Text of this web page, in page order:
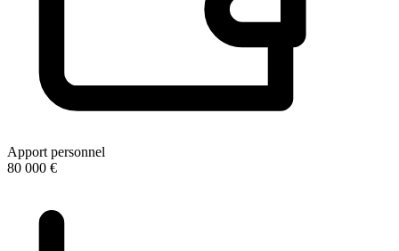
Apport personnel
80 000 €